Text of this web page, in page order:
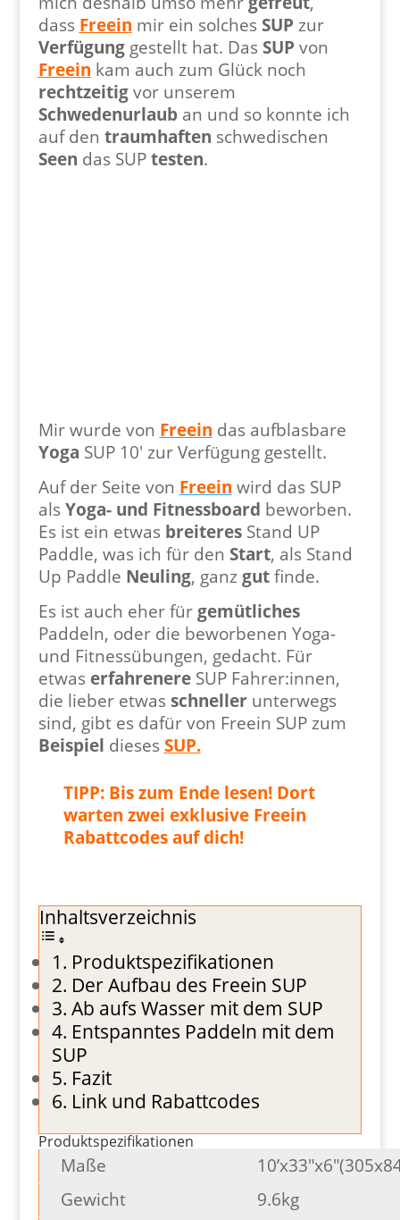
dass Freein mir ein solches SUP zur
Verfügunggestellt hat. Das SUP von
Freein kam auch zum Glück noch
rechtzeitigvor unserem
Schwedenurlauban und so konnte ich
auf den traumhaften schwedischen
Seen das SUP testen.
Mir wurde von Freein das aufblasbare
Yoga SUP 10′ zur Verfügung gestellt.
Auf der Seite von Freein wird das SUP
als Yoga- und Fitnessboard beworben.
Es ist ein etwas breiteresStand UP
Paddle, was ich für den Start, als Stand
Up Paddle Neuling, ganz gutfinde.
Es ist auch eher für gemütliches
Paddeln, oder die beworbenen Yoga-
und Fitnessübungen, gedacht. Für
etwas erfahrenereSUP Fahrer:innen,
die lieber etwas schnellerunterwegs
sind, gibt es dafür von Freein SUP zum
Beispiel dieses SUP.
TIPP: Bis zum Ende lesen! Dort
warten zwei exklusiveFreein
Rabattcodes auf dich!
Inhaltsverzeichnis
Produktspezifikationen
Der Aufbau des Freein SUP
Ab aufs Wasser mit dem SUP
Entspanntes Paddeln mit dem
SUP
Fazit
Link und Rabattcodes
Produktspezifikationen
Maße
Gewicht
9.6kg